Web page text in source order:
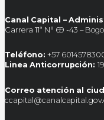
Canal Capital –
Carrera 11ª N° 69 -43 –
Teléfono: +57
Linea Anticorrupción:
Correo atención al